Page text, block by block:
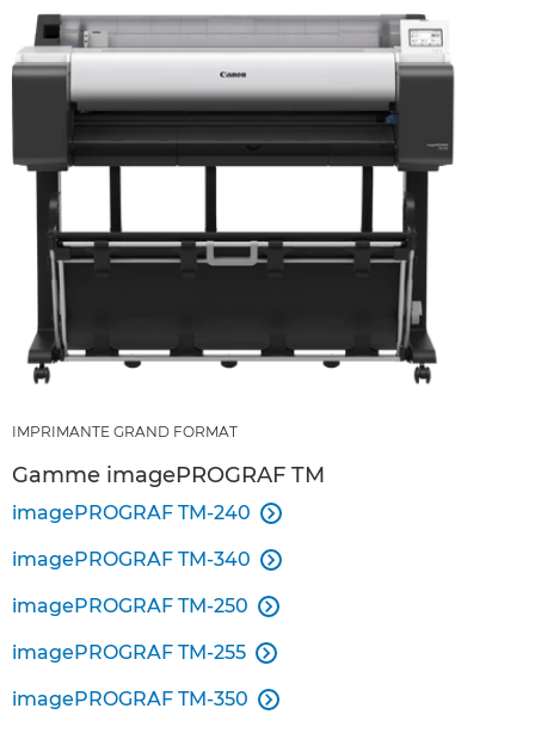
IMPRIMANTE GRAND FORMAT
Gamme imagePROGRAF TM
imagePROGRAF TM-240 
imagePROGRAF TM-340 
imagePROGRAF TM-250 
imagePROGRAF TM-255 
imagePROGRAF TM-350 